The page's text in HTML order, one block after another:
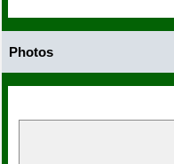
Photos